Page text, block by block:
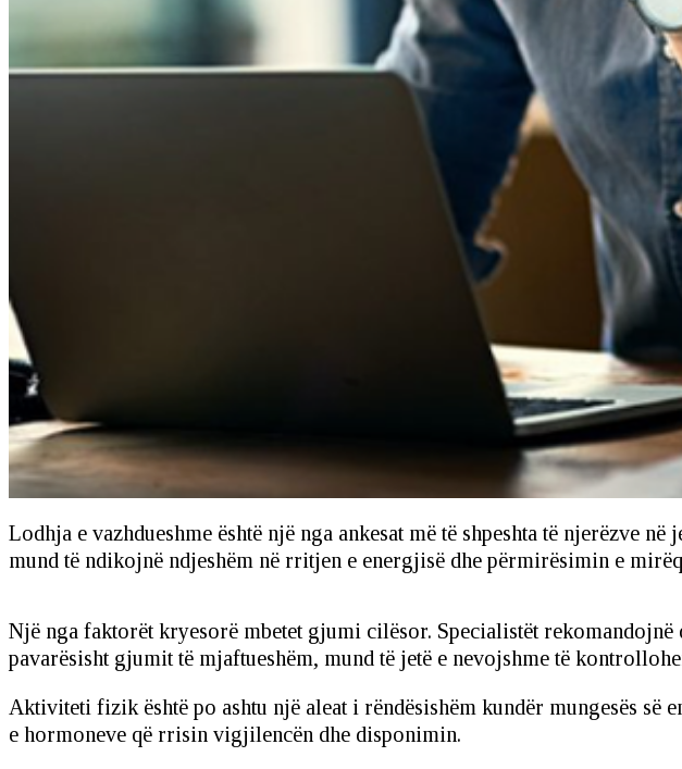
Lodhja e vazhdueshme është një nga ankesat më të shpeshta të njerëzve
mund të ndikojnë ndjeshëm në rritjen e energjisë dhe përmirësimin e
Një nga faktorët kryesorë mbetet gjumi cilësor. Specialistët
pavarësisht gjumit të mjaftueshëm, mund të jetë e nevojshme të
Aktiviteti fizik është po ashtu një aleat i rëndësishëm kundër mungesës
e hormoneve që rrisin vigjilencën dhe disponimin.